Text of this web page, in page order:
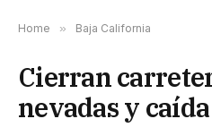
Home » Baja California
Cierran
nevadas y